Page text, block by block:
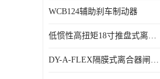
WCB124辅助刹车制动器
低惯性高扭矩18寸推盘式离合器中心盘齿盘W18-11-101
DY-A-FLEX隔膜式离合器闸瓦总成7015125A